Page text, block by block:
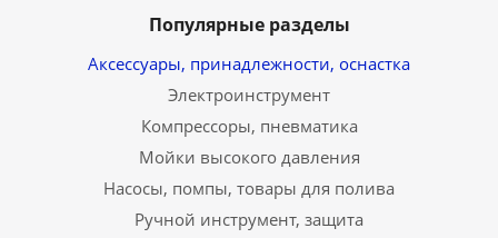
Популярные разделы
Аксессуары, принадлежности, оснастка
Электроинструмент
Компрессоры, пневматика
Мойки высокого давления
Насосы, помпы, товары для полива
Ручной инструмент, защита